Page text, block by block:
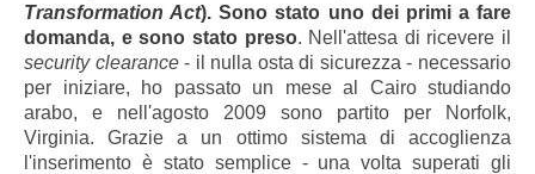
Transformation Act). Sono stato uno dei primi a fare
domanda, e sono stato preso. Nell'attesa di ricevere il
security clearance- il nulla osta di sicurezza - necessario
per iniziare, ho passato un mese al Cairo studiando
arabo, e nell'agosto 2009 sono partito per Norfolk,
Virginia. Grazie a un ottimo sistema di accoglienza
l'inserimento è stato semplice - una volta superati gli